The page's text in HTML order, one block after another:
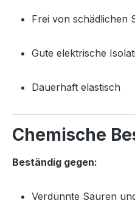
Frei von schädlichen
Gute elektrische
Dauerhaft elastisch
Chemische
Beständig gegen:
Verdünnte Säuren